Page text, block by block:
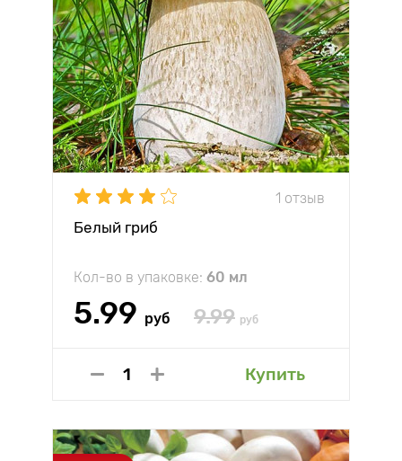
1 отзыв
Белый гриб
Кол-во в упаковке: 60 мл
5.99 руб 9.99 руб
Купить